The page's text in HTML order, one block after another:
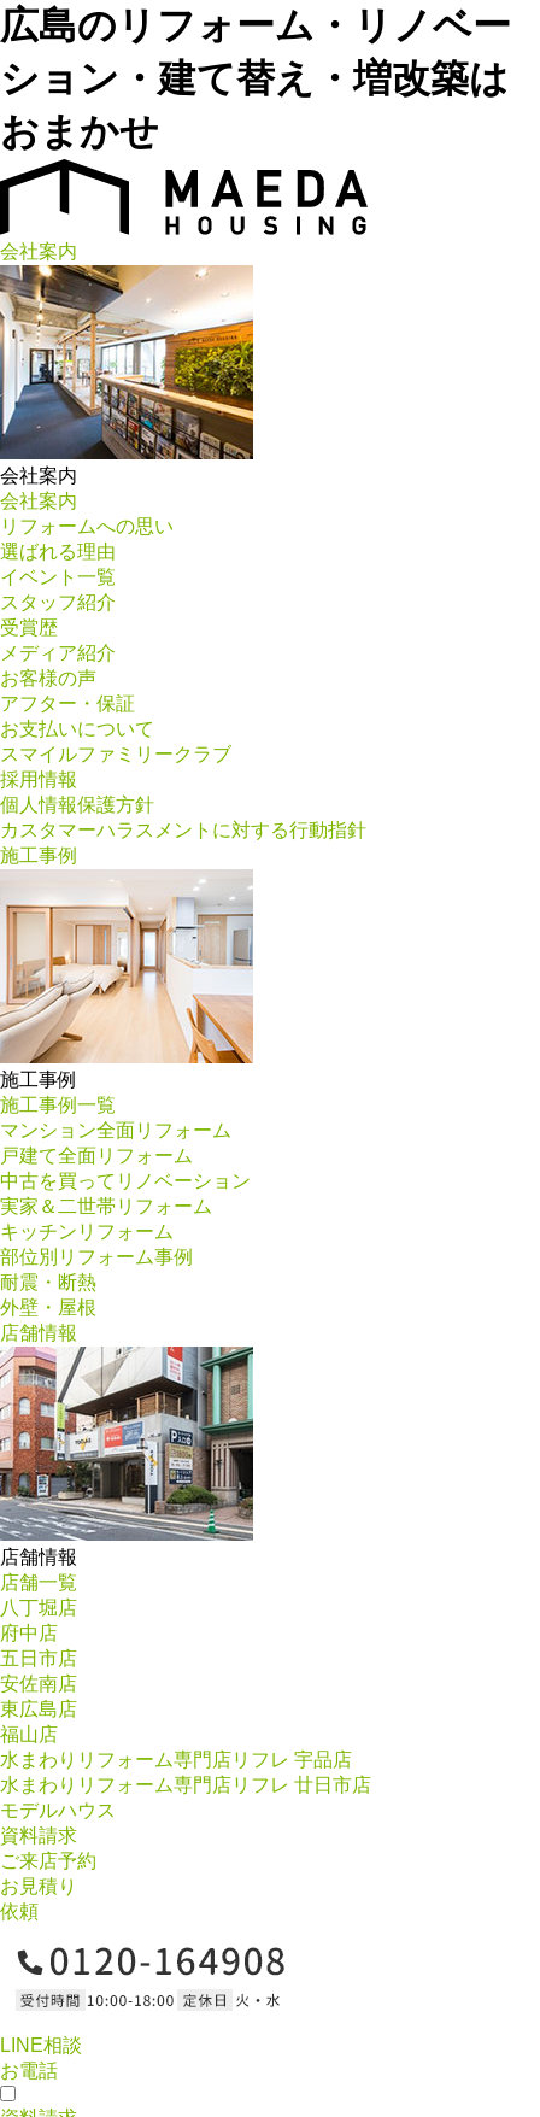
広島のリフォーム・リノベー
ション・建て替え・増改築は
おまかせ
会社案内
会社案内
会社案内
リフォームへの思い
選ばれる理由
イベント一覧
スタッフ紹介
受賞歴
メディア紹介
お客様の声
アフター・保証
お支払いについて
スマイルファミリークラブ
採用情報
個人情報保護方針
カスタマーハラスメントに対する行動指針
施工事例
施工事例
施工事例一覧
マンション全面リフォーム
戸建て全面リフォーム
中古を買ってリノベーション
実家＆二世帯リフォーム
キッチンリフォーム
部位別リフォーム事例
耐震・断熱
外壁・屋根
店舗情報
店舗情報
店舗一覧
八丁堀店
府中店
五日市店
安佐南店
東広島店
福山店
水まわりリフォーム専門店リフレ 宇品店
水まわりリフォーム専門店リフレ 廿日市店
モデルハウス
資料請求
ご来店予約
お見積り
依頼
LINE相談
お電話